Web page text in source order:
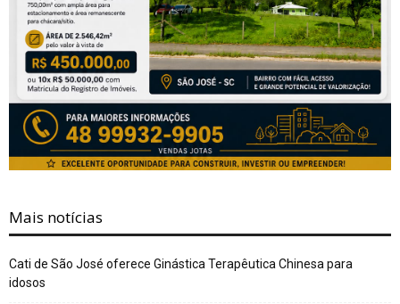
Mais notícias
Cati de São José oferece Ginástica Terapêutica Chinesa para
idosos